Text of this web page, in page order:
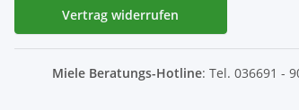
Vertrag widerrufen
Miele Beratungs-Hotline: Tel. 036691 -